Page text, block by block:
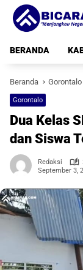
Langsung
konten
BERANDA
Beranda Gorontalo
Gorontalo
Dua Kelas
dan Siswa
Redaksi
September 3,